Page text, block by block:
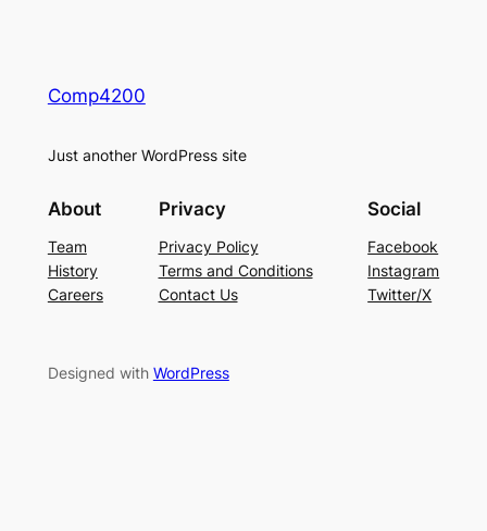
Comp4200
Just another WordPress site
About
Team
History
Careers
Privacy
Privacy Policy
Terms and Conditions
Contact Us
Social
Facebook
Instagram
Twitter/X
Designed with WordPress